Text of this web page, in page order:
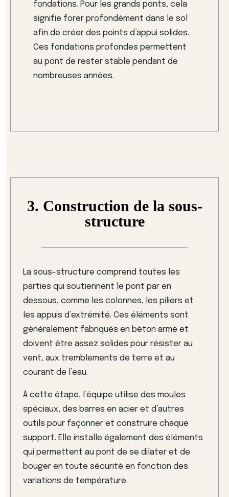
fondations. Pour les grands ponts, cela
signifie forer profondément dans le sol
afin de créer des points d’appui solides.
Ces fondations profondes permettent
au pont de rester stable pendant de
nombreuses années.
3. Construction de la sous-
structure
La sous-structure comprend toutes les
parties qui soutiennent le pont par en
dessous, comme les colonnes, les piliers et
les appuis d’extrémité. Ces éléments sont
généralement fabriqués en béton armé et
doivent être assez solides pour résister au
vent, aux tremblements de terre et au
courant de l’eau.
À cette étape, l’équipe utilise des moules
spéciaux, des barres en acier et d’autres
outils pour façonner et construire chaque
support. Elle installe également des éléments
qui permettent au pont de se dilater et de
bouger en toute sécurité en fonction des
variations de température.